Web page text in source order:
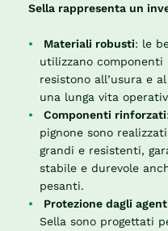
Sella rappresenta un
Materiali robusti: le
utilizzano
resistono all’usura e
una lunga vita
Componenti rinforzati
pignone sono
grandi e resistenti,
stabile e durevole
pesanti.
Protezione dagli
Sella sono progettati